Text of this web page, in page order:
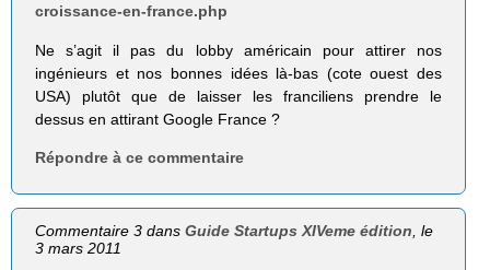
croissance-en-france.php
Ne s’agit il pas du lobby américain pour attirer nos
ingénieurs et nos bonnes idées là-bas (cote ouest des
USA) plutôt que de laisser les franciliens prendre le
dessus en attirant Google France ?
Répondre à ce commentaire
Commentaire 3 dansGuide Startups XIVeme édition , le
3 mars 2011